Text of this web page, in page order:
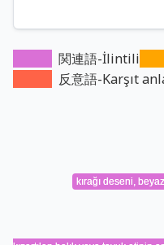
関連語-İlintili
反意語-Karşıt